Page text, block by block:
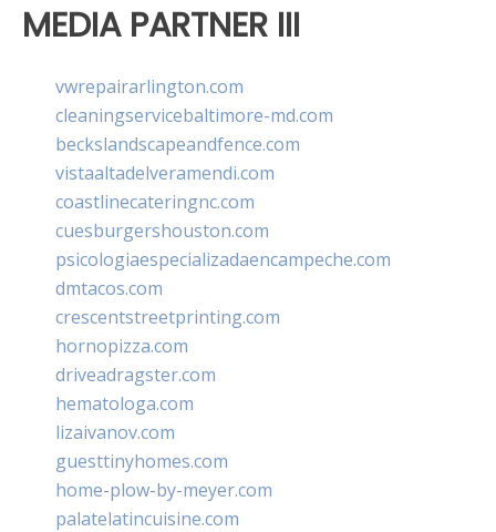
MEDIA PARTNER III
vwrepairarlington.com
cleaningservicebaltimore-md.com
beckslandscapeandfence.com
vistaaltadelveramendi.com
coastlinecateringnc.com
cuesburgershouston.com
psicologiaespecializadaencampeche.com
dmtacos.com
crescentstreetprinting.com
hornopizza.com
driveadragster.com
hematologa.com
lizaivanov.com
guesttinyhomes.com
home-plow-by-meyer.com
palatelatincuisine.com